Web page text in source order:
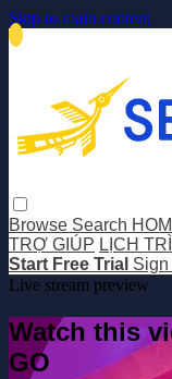
Skip to main content
Browse Search
TRỢ GIÚP LỊCH
Start Free Trial Sign
Live stream preview
Watch this
GO